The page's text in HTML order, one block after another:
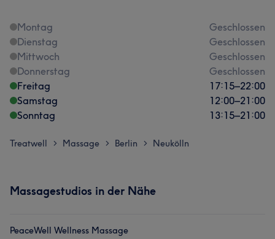
Montag
Geschlossen
Dienstag
Geschlossen
Mittwoch
Geschlossen
Donnerstag
Geschlossen
Freitag
17:15–22:00
Samstag
12:00–21:00
Sonntag
13:15–21:00
Treatwell > Massage > Berlin > Neukölln
Massagestudios in der Nähe
PeaceWell Wellness Massage